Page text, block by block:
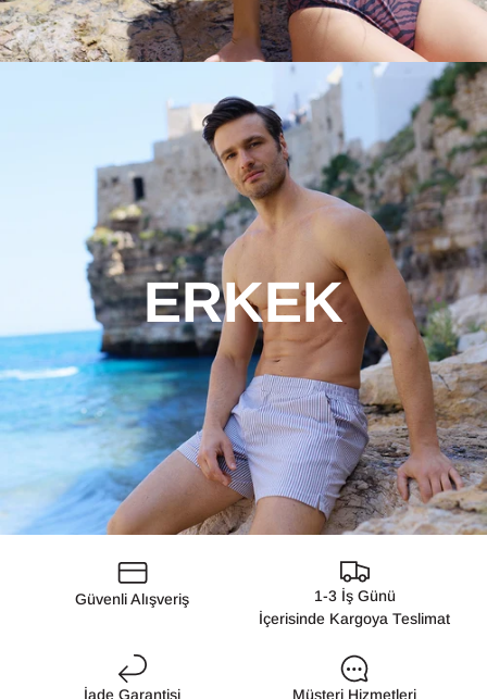
Termal
ERKEK
Güvenli Alışveriş
1-3 İş Günü
İçerisinde Kargoya Teslimat
İade Garantisi
Müşteri Hizmetleri